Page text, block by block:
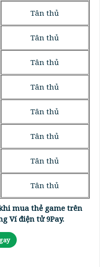
Tân thủ
Tân thủ
Tân thủ
Tân thủ
Tân thủ
Tân thủ
Tân thủ
Tân thủ
mua thẻ game trên
Ví điện tử 9Pay.